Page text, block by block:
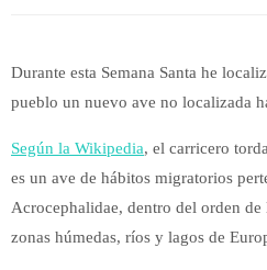
Durante esta Semana Santa he
pueblo un nuevo ave no localizada
Según la Wikipedia, el carricero
es un ave de hábitos migratorios
Acrocephalidae, dentro del orden
zonas húmedas, ríos y lagos de